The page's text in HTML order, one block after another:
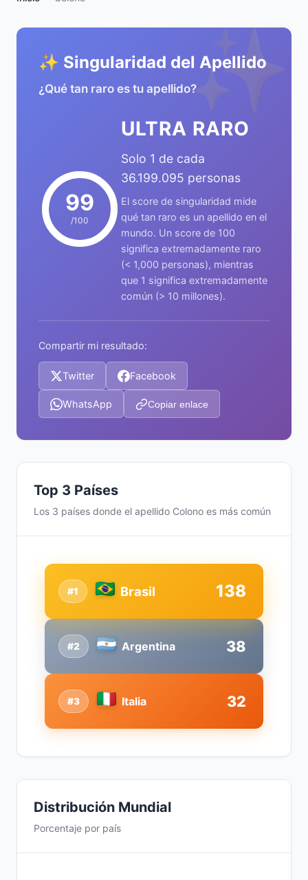
✨
✨ Singularidad del Apellido
¿Qué tan raro es tu apellido?
99
/100
ULTRA RARO
Solo 1 de cada
36.199.095 personas
El score de singularidad mide
qué tan raro es un apellido en el
mundo. Un score de 100
significa extremadamente raro
(< 1,000 personas), mientras
que 1 significa extremadamente
común (> 10 millones).
Compartir mi resultado:
Twitter Facebook
WhatsApp Copiar enlace
Top 3 Países
Los 3 países donde el apellido Colono es más común
#2 Argentina 38
#1 Brasil 138
#3 Italia 32
Distribución Mundial
Porcentaje por país